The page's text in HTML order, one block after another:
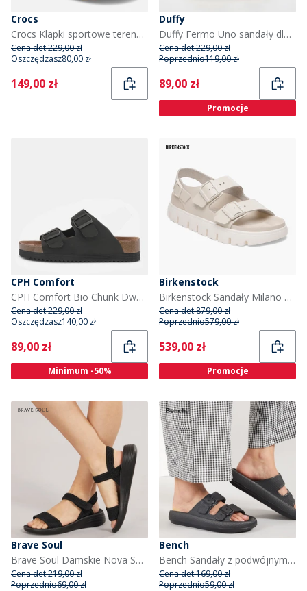
Crocs
Crocs Klapki sportowe terenowe kolor Cobblestone/Truffle
Cena det.229,00 zł
Oszczędzasz80,00 zł
Current
149,00 zł
Duffy
Duffy Fermo Uno sandały dla niej kolor ciemnoszary
Cena det.229,00 zł
Poprzednio119,00 zł
Current
89,00 zł
Promocje
CPH Comfort
CPH Comfort Bio Chunk Dwa Paski Sandały dla niej kolor Czarny
Cena det.229,00 zł
Oszczędzasz140,00 zł
Current
89,00 zł
Minimum -50%
Birkenstock
Birkenstock Sandały Milano z podwójną klamrą dla niej kolor Eggshell
Cena det.879,00 zł
Poprzednio579,00 zł
Current
539,00 zł
Promocje
Brave Soul
Brave Soul Damskie Nova Sandały Czarny
Cena det.219,00 zł
Poprzednio69,00 zł
Bench
Bench Sandały z podwójnym paskiem Ibbette dla niej kolor Czarny
Cena det.169,00 zł
Poprzednio59,00 zł